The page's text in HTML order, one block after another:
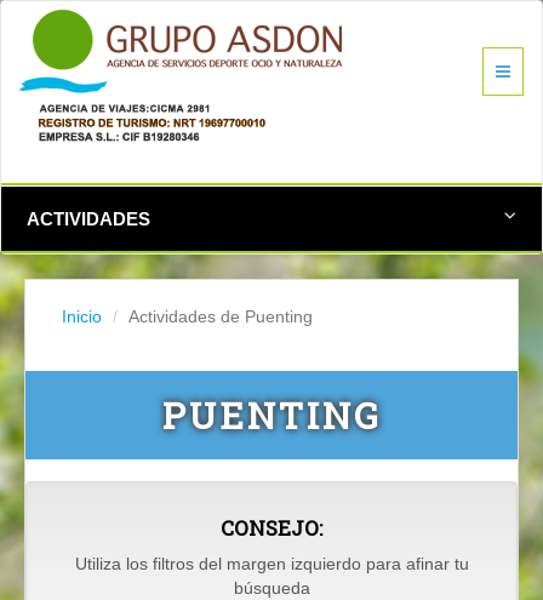
ACTIVIDADES
Inicio Actividades de Puenting
PUENTING
CONSEJO:
Utiliza los filtros del margen izquierdo para afinar tu
búsqueda